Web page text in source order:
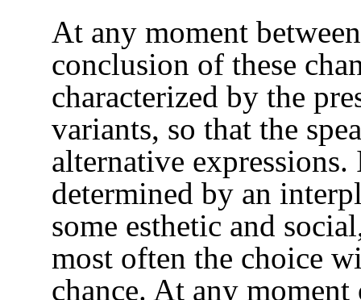
At any moment
conclusion of these
characterized by the
variants, so that the
alternative
determined by an
some esthetic and
most often the choice
chance. At any